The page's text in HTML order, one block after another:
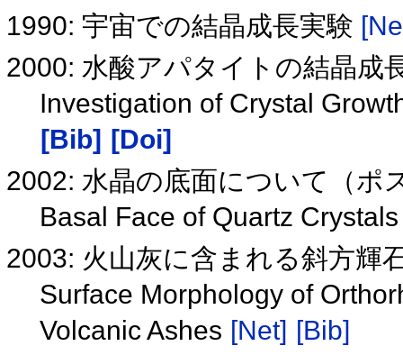
1990: 宇宙での結晶成長実験
2000: 水酸アパタイトの結晶成
Investigation of Crystal
[Bib] [Doi]
2002: 水晶の底面について（ポ
Basal Face of Quartz
2003: 火山灰に含まれる斜方輝
Surface Morphology of
Volcanic Ashes [Net] [Bib]